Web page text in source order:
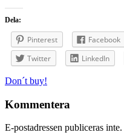
Dela:
Pinterest Facebook
Twitter
LinkedIn
Inläggsnavigering
Don´t buy!
Kommentera
E-postadressen publiceras inte.